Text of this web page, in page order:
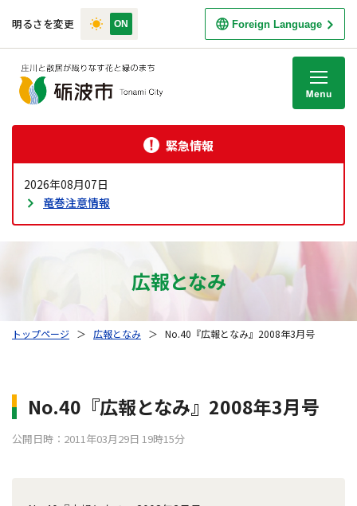
明るさを変更 Foreign Language
緊急情報
2026年08月07日
竜巻注意情報
広報となみ
トップページ ＞ 広報となみ ＞ No.40『広報となみ』2008年3月号
No.40『広報となみ』2008年3月号
公開日時：2011年03月29日 19時15分